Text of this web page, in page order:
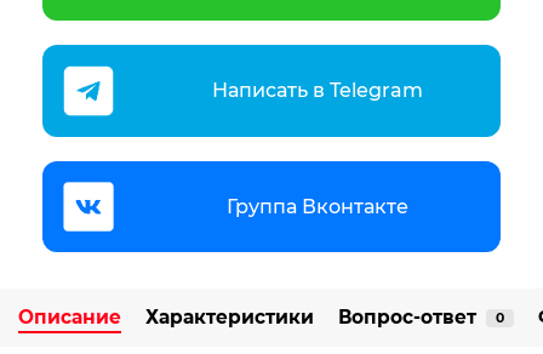
Написать в Telegram
Группа Вконтакте
Описание Характеристики Вопрос-ответ 0